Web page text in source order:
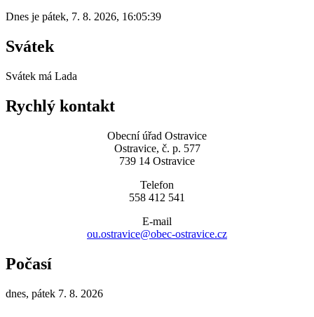
Dnes je pátek, 7. 8. 2026, 16:05:39
Svátek
Svátek má Lada
Rychlý kontakt
Obecní úřad Ostravice
Ostravice, č. p. 577
739 14 Ostravice
Telefon
558 412 541
E-mail
ou.ostravice@obec-ostravice.cz
Počasí
dnes, pátek 7. 8. 2026